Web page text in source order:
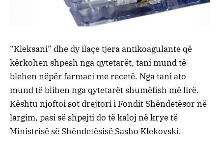
“Kleksani” dhe dy ilaçe tjera antikoagulante që
kërkohen shpesh nga qytetarët, tani mund të
blehen nëpër farmaci me recetë. Nga tani ato
mund të blihen nga qytetarët shumëfish më lirë.
Kështu njoftoi sot drejtori i Fondit Shëndetësor në
largim, pasi së shpejti do të kaloj në krye të
Ministrisë së Shëndetësisë Sasho Klekovski.